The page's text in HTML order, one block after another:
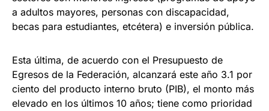
a adultos mayores, personas con discapacidad,
becas para estudiantes, etcétera) e inversión pública.
Esta última, de acuerdo con el Presupuesto de
Egresos de la Federación, alcanzará este año 3.1 por
ciento del producto interno bruto (PIB), el monto más
elevado en los últimos 10 años; tiene como prioridad